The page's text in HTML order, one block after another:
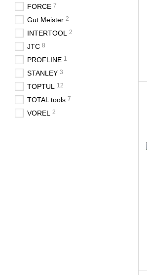
FORCE 7
Gut Meister 2
INTERTOOL 2
JTC 8
PROFLINE 1
STANLEY 3
TOPTUL 12
TOTAL tools 7
VOREL 2